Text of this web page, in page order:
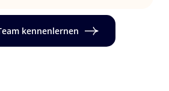
kennenlernen